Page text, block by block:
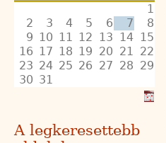
1
2
3 4 5 6 7
8
9 10 11 12 13 14 15
16 17 18 19 20 21
22
23 24 25 26 27 28 29
30 31
A legkeresettebb